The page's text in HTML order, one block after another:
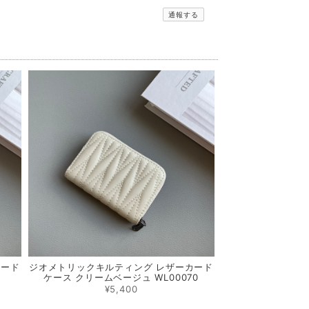
通報する
ド
ジオメトリックキルティング レザーカード
ケース クリームベージュ WL00070
¥5,400